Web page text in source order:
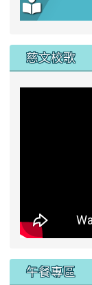
慈文校歌
午餐專區